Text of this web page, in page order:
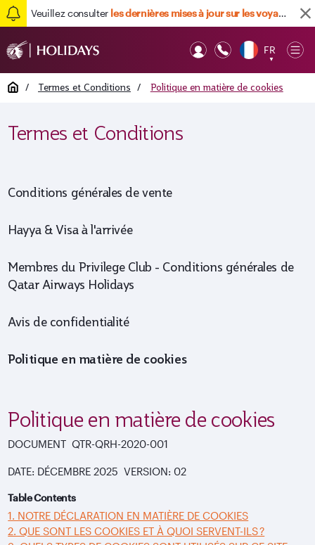
Veuillez consulter les dernières mises à jour sur les voyages ici
FR
▼
Home / Termes et Conditions / Politique en matière de cookies
Termes et Conditions
Avis de confidentialité
Conditions générales de vente
Hayya & Visa à l'arrivée
Membres du Privilege Club - Conditions générales de
Qatar Airways Holidays
Politique en matière de cookies
Politique en matière de cookies
DOCUMENT QTR-QRH-2020-001
DATE: DÉCEMBRE 2025 VERSION: 02
Table Contents
1. NOTRE DÉCLARATION EN MATIÈRE DE COOKIES
2. QUE SONT LES COOKIES ET À QUOI SERVENT-ILS ?